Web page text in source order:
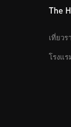
The
เที่ยวร
โรงแร